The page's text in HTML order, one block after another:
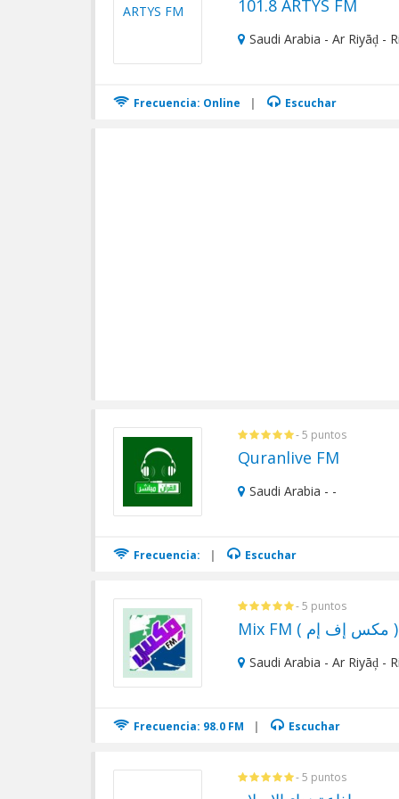
101.8 ARTYS FM
Saudi Arabia - Ar Riyāḑ -
Frecuencia: Online | Escuchar
- 5 puntos
Quranlive FM
Saudi Arabia - -
Frecuencia: | Escuchar
- 5 puntos
Mix FM ( مكس إف إم )
Saudi Arabia - Ar Riyāḑ -
Frecuencia: 98.0 FM | Escuchar
- 5 puntos